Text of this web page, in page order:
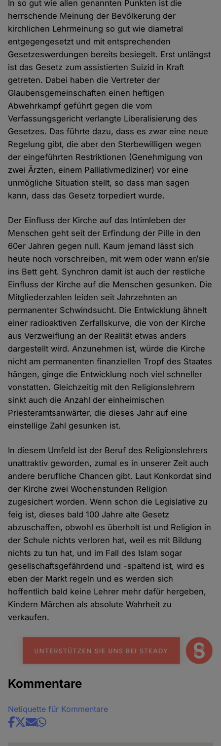
In so gut wie allen genannten Punkten ist die
herrschende Meinung der Bevölkerung der
kirchlichen Lehrmeinung so gut wie diametral
entgegengesetzt und mit entsprechenden
Gesetzeswerdungen bereits besiegelt. Erst unlängst
ist das Gesetz zum assistierten Suizid in Kraft
getreten. Dabei haben die Vertreter der
Glaubensgemeinschaften einen heftigen
Abwehrkampf geführt gegen die vom
Verfassungsgericht verlangte Liberalisierung des
Gesetzes. Das führte dazu, dass es zwar eine neue
Regelung gibt, die aber den Sterbewilligen wegen
der eingeführten Restriktionen (Genehmigung von
zwei Ärzten, einem Palliativmediziner) vor eine
unmögliche Situation stellt, so dass man sagen
kann, dass das Gesetz torpediert wurde.
Der Einfluss der Kirche auf das Intimleben der
Menschen geht seit der Erfindung der Pille in den
60er Jahren gegen null. Kaum jemand lässt sich
heute noch vorschreiben, mit wem oder wann er/sie
ins Bett geht. Synchron damit ist auch der restliche
Einfluss der Kirche auf die Menschen gesunken. Die
Mitgliederzahlen leiden seit Jahrzehnten an
permanenter Schwindsucht. Die Entwicklung ähnelt
einer radioaktiven Zerfallskurve, die von der Kirche
aus Verzweiflung an der Realität etwas anders
dargestellt wird. Anzunehmen ist, würde die Kirche
nicht am permanenten finanziellen Tropf des Staates
hängen, ginge die Entwicklung noch viel schneller
vonstatten. Gleichzeitig mit den Religionslehrern
sinkt auch die Anzahl der einheimischen
Priesteramtsanwärter, die dieses Jahr auf eine
einstellige Zahl gesunken ist.
In diesem Umfeld ist der Beruf des Religionslehrers
unattraktiv geworden, zumal es in unserer Zeit auch
andere berufliche Chancen gibt. Laut Konkordat sind
der Kirche zwei Wochenstunden Religion
zugesichert worden. Wenn schon die Legislative zu
feig ist, dieses bald 100 Jahre alte Gesetz
abzuschaffen, obwohl es überholt ist und Religion in
der Schule nichts verloren hat, weil es mit Bildung
nichts zu tun hat, und im Fall des Islam sogar
gesellschaftsgefährdend und -spaltend ist, wird es
eben der Markt regeln und es werden sich
hoffentlich bald keine Lehrer mehr dafür hergeben,
Kindern Märchen als absolute Wahrheit zu
verkaufen.
Kommentare
Netiquette für Kommentare
Share